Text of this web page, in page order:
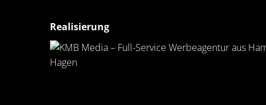
Realisierung